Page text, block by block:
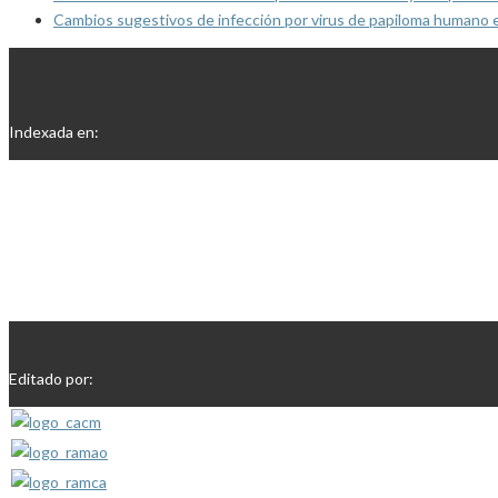
Cambios sugestivos de infección por virus de papiloma
Indexada en:
Editado por: